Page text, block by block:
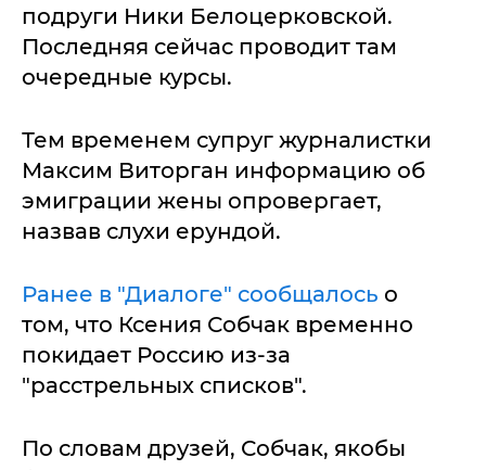
подруги Ники Белоцерковской.
Последняя сейчас проводит там
очередные курсы.
Тем временем супруг журналистки
Максим Виторган информацию об
эмиграции жены опровергает,
назвав слухи ерундой.
Ранее в "Диалоге" сообщалось о
том, что Ксения Собчак временно
покидает Россию из-за
"расстрельных списков".
По словам друзей, Собчак, якобы